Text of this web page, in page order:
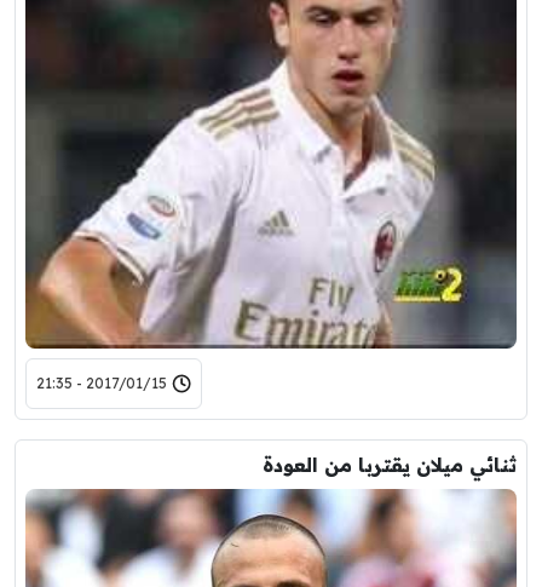
2017/01/15 - 21:35
ثنائي ميلان يقتربا من العودة